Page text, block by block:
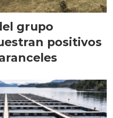
grupo
positivos